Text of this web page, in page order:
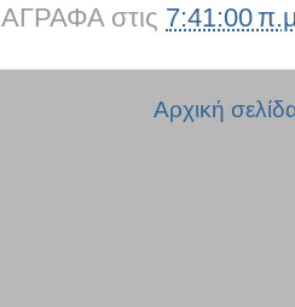
ΑΓΡΑΦΑ στις 7:41:00
Αρχική